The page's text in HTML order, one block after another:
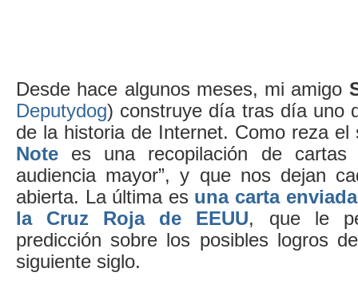
Desde hace algunos meses, mi amigo
Deputydog) construye día tras día uno
de la historia de Internet. Como reza
Note es una recopilación de cartas
audiencia mayor”, y que nos dejan
abierta. La última es una carta
la Cruz Roja de EEUU, que le
predicción sobre los posibles logros
siguiente siglo.